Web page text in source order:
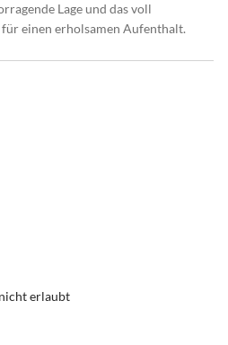
Lage und das voll
einen erholsamen Aufenthalt.
erlaubt